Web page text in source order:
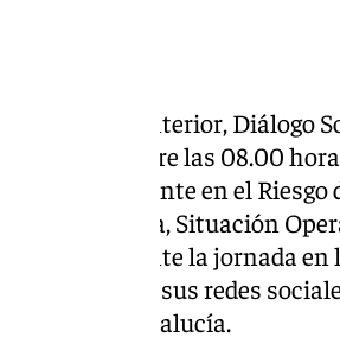
Presidencia, Interior, Diálogo
activado sobre las 08.00
Emergencias ante en el
preemergencia, Situación
durante la jornada
anunciado en sus redes
de Andalucía.